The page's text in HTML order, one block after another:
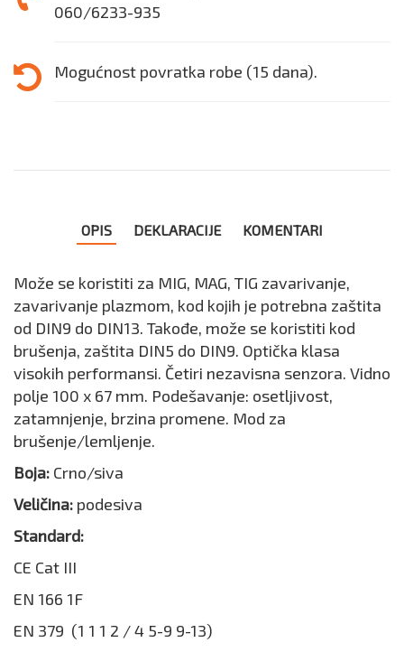
060/6233-935
Mogućnost povratka robe (15 dana).
OPIS DEKLARACIJE KOMENTARI
Može se koristiti za MIG, MAG, TIG zavarivanje,
zavarivanje plazmom, kod kojih je potrebna zaštita
od DIN9 do DIN13. Takođe, može se koristiti kod
brušenja, zaštita DIN5 do DIN9. Optička klasa
visokih performansi. Četiri nezavisna senzora. Vidno
polje 100 x 67 mm. Podešavanje: osetljivost,
zatamnjenje, brzina promene. Mod za
brušenje/lemljenje.
Boja: Crno/siva
Veličina: podesiva
Standard:
CE Cat III
EN 166 1F
EN 379 (1 1 1 2 / 4 5-9 9-13)